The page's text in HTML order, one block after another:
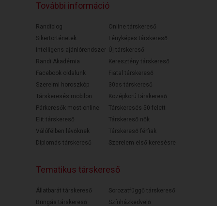
További információ
Randiblog
Sikertörténetek
Intelligens ajánlórendszer
Randi Akadémia
Facebook oldalunk
Szerelmi horoszkóp
Társkeresés mobilon
Párkeresők most online
Elit társkereső
Válófélben lévőknek
Diplomás társkereső
Online társkereső
Fényképes társkereső
Új társkereső
Keresztény társkereső
Fiatal társkereső
30as társkereső
Középkorú társkereső
Társkeresés 50 felett
Társkereső nők
Társkereső férfiak
Szerelem első keresésre
Tematikus társkereső
Állatbarát társkereső
Bringás társkereső
Sorozatfüggő társkereső
Színházkedvelő